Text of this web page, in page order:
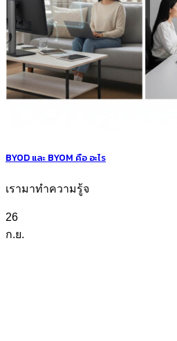
BYOD และ BYOM คือ อะไร
เรามาทำความรู้จ
26
ก.ย.